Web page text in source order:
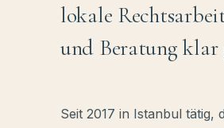
lokale
und Beratung klar
Seit 2017 in Istanbul tätig,